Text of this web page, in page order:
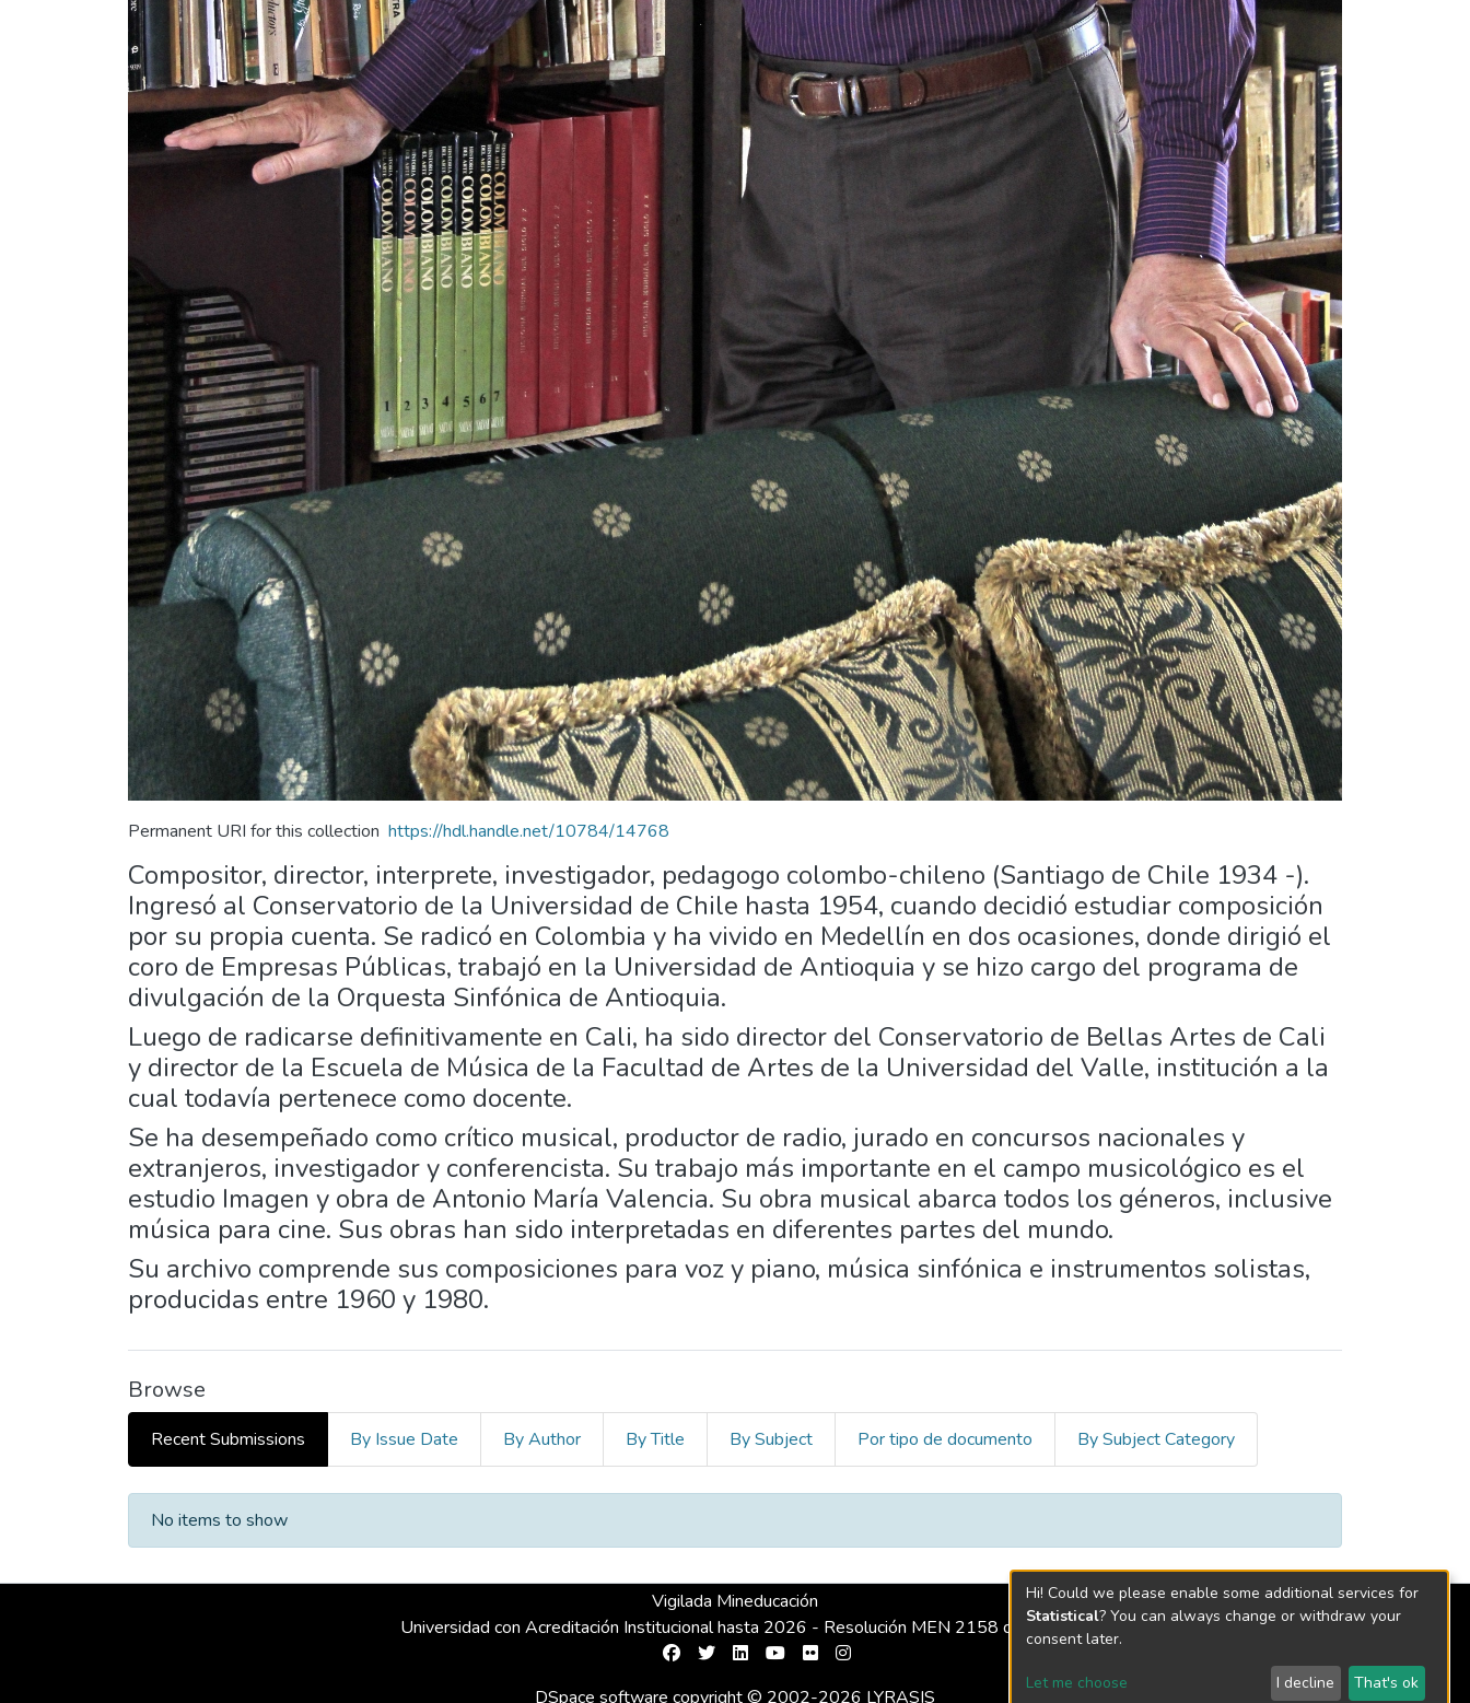
Permanent URI for this collection https://hdl.handle.net/10784/14768
Compositor, director, interprete, investigador, pedagogo colombo-chileno (Santiago de Chile 1934 -).
Ingresó al Conservatorio de la Universidad de Chile hasta 1954, cuando decidió estudiar composición
por su propia cuenta. Se radicó en Colombia y ha vivido en Medellín en dos ocasiones, donde dirigió el
coro de Empresas Públicas, trabajó en la Universidad de Antioquia y se hizo cargo del programa de
divulgación de la Orquesta Sinfónica de Antioquia.
Luego de radicarse definitivamente en Cali, ha sido director del Conservatorio de Bellas Artes de Cali
y director de la Escuela de Música de la Facultad de Artes de la Universidad del Valle, institución a la
cual todavía pertenece como docente.
Se ha desempeñado como crítico musical, productor de radio, jurado en concursos nacionales y
extranjeros, investigador y conferencista. Su trabajo más importante en el campo musicológico es el
estudio Imagen y obra de Antonio María Valencia. Su obra musical abarca todos los géneros, inclusive
música para cine. Sus obras han sido interpretadas en diferentes partes del mundo.
Su archivo comprende sus composiciones para voz y piano, música sinfónica e instrumentos solistas,
producidas entre 1960 y 1980.
Browse
Recent Submissions By Issue Date By Author By Title By Subject Por tipo de documento By Subject Category
Recent Submissions
No items to show
Vigilada Mineducación
Universidad con Acreditación Institucional hasta 2026 - Resolución MEN 2158 de 2018
DSpace software copyright © 2002-2026 LYRASIS
Hi! Could we please enable some additional services for
Statistical? You can always change or withdraw your
consent later.
Let me choose I decline That's ok